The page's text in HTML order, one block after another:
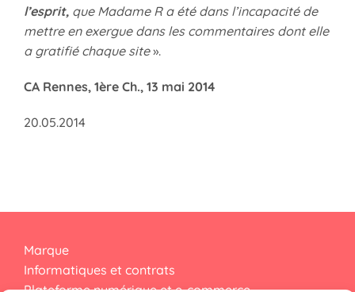
l’esprit, que Madame R a été dans l’incapacité de
mettre en exergue dans les commentaires dont elle
a gratifié chaque site».
CA Rennes, 1ère Ch., 13 mai 2014
20.05.2014
Marque
Informatiques et contrats